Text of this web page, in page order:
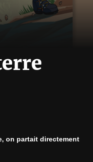
on partait directement